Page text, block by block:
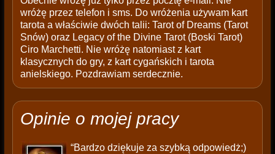
wróżę przez telefon i sms. Do wróżenia używam kart
tarota a właściwie dwóch talii: Tarot of Dreams (Tarot
Snów) oraz Legacy of the Divine Tarot (Boski Tarot)
Ciro Marchetti. Nie wróżę natomiast z kart
klasycznych do gry, z kart cygańskich i tarota
anielskiego. Pozdrawiam serdecznie.
Opinie o mojej pracy
“Bardzo dziękuje za szybką odpowiedż;)